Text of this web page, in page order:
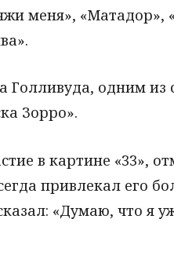
меня», «Матадор»,
Голливуда, одним из
Зорро».
в картине «33»,
привлекал его
«Думаю, что я